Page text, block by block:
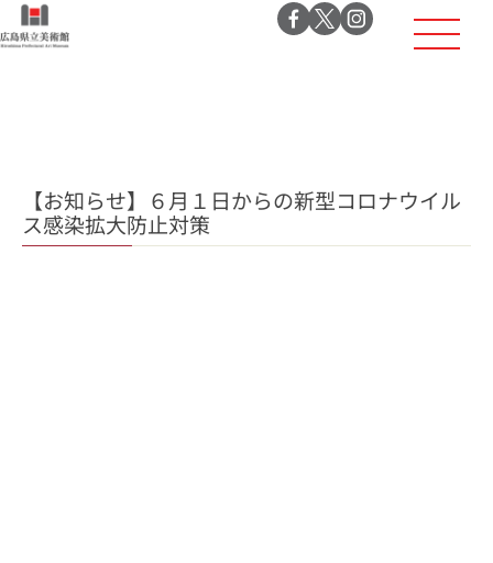
【お知らせ】６月１日からの新型コロナウイル
ス感染拡大防止対策